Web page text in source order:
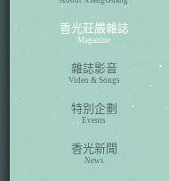
香光莊嚴雜誌
Magazine
雜誌影音
Video & Songs
特別企劃
Events
香光新聞
News